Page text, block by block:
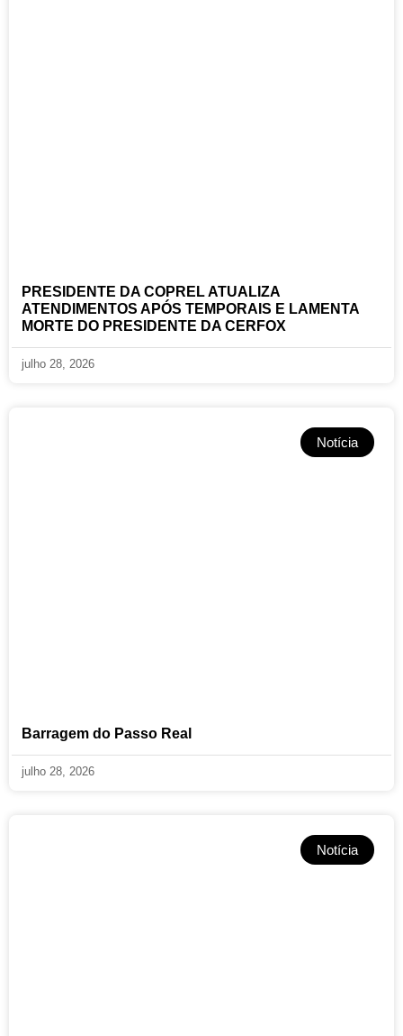
PRESIDENTE DA COPREL ATUALIZA
ATENDIMENTOS APÓS TEMPORAIS E LAMENTA
MORTE DO PRESIDENTE DA CERFOX
julho 28, 2026
Notícia
Barragem do Passo Real
julho 28, 2026
Notícia